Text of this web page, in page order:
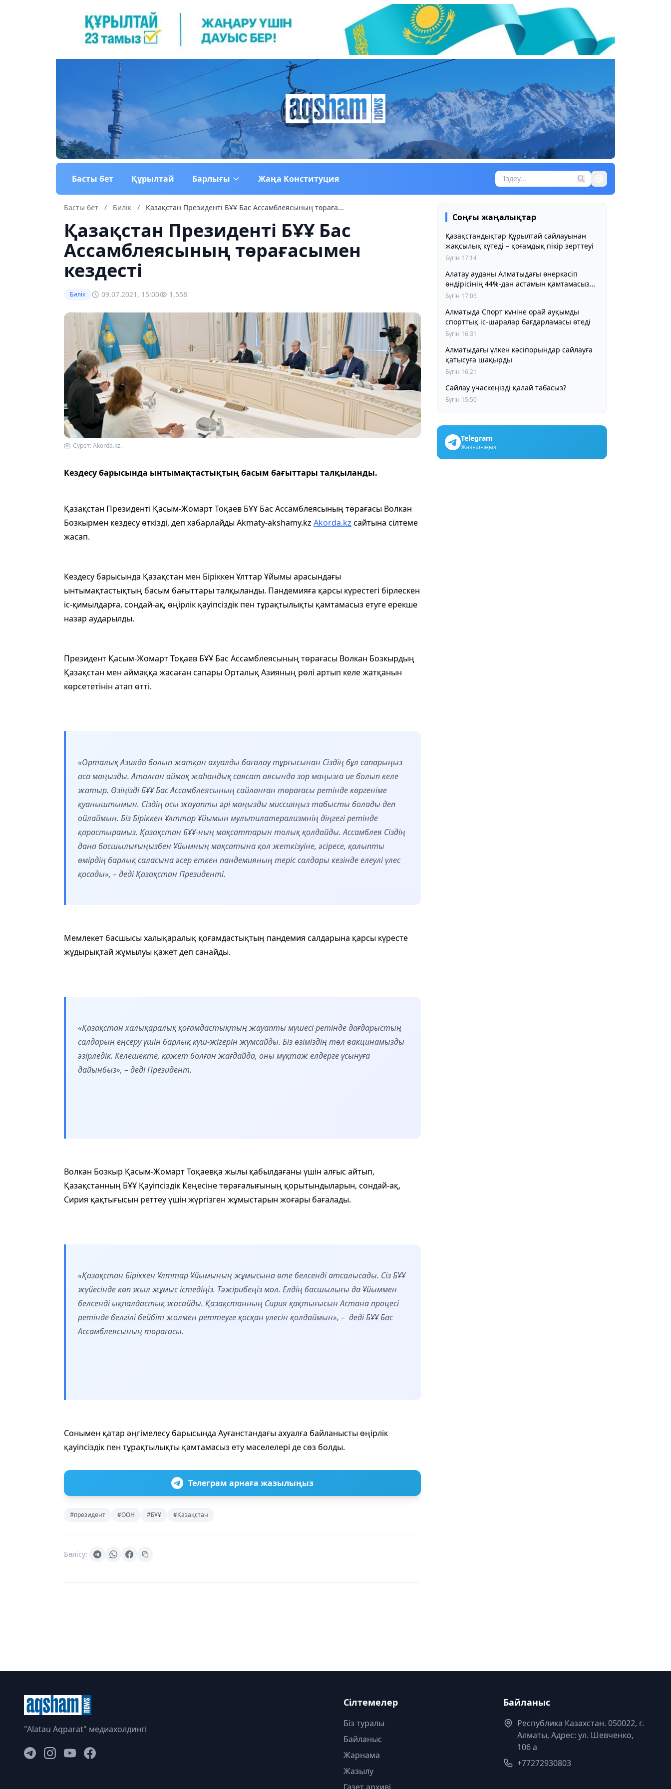
Басты бет Құрылтай Барлығы Жаңа Конституция
Басты бет / Билік / Қазақстан Президенті БҰҰ Бас Ассамблеясының төраға...
Қазақстан Президенті БҰҰ Бас
Ассамблеясының төрағасымен
кездесті
Билік 09.07.2021, 15:00 1,558
Сурет: Akorda.kz.
Кездесу барысында ынтымақтастықтың басым бағыттары талқыланды.
Қазақстан Президенті Қасым-Жомарт Тоқаев БҰҰ Бас Ассамблеясының төрағасы Волкан
Бозкырмен кездесу өткізді, деп хабарлайды Akmaty-akshamy.kz Akorda.kz сайтына сілтеме
жасап.
Кездесу барысында Қазақстан мен Біріккен Ұлттар Ұйымы арасындағы
ынтымақтастықтың басым бағыттары талқыланды. Пандемияға қарсы күрестегі бірлескен
іс-қимылдарға, сондай-ақ, өңірлік қауіпсіздік пен тұрақтылықты қамтамасыз етуге ерекше
назар аударылды.
Президент Қасым-Жомарт Тоқаев БҰҰ Бас Ассамблеясының төрағасы Волкан Бозкырдың
Қазақстан мен аймаққа жасаған сапары Орталық Азияның рөлі артып келе жатқанын
көрсететінін атап өтті.
«Орталық Азияда болып жатқан ахуалды бағалау тұрғысынан Сіздің бұл сапарыңыз
аса маңызды. Аталған аймақ жаһандық саясат аясында зор маңызға ие болып келе
жатыр. Өзіңізді БҰҰ Бас Ассамблеясының сайланған төрағасы ретінде көргеніме
қуаныштымын. Сіздің осы жауапты әрі маңызды миссияңыз табысты болады деп
ойлаймын. Біз Біріккен Ұлттар Ұйымын мультилатерализмнің діңгегі ретінде
қарастырамыз. Қазақстан БҰҰ-ның мақсаттарын толық қолдайды. Ассамблея Сіздің
дана басшылығыңызбен Ұйымның мақсатына қол жеткізуіне, әсіресе, қалыпты
өмірдің барлық саласына әсер еткен пандемияның теріс салдары кезінде елеулі үлес
қосады», – деді Қазақстан Президенті.
Мемлекет басшысы халықаралық қоғамдастықтың пандемия салдарына қарсы күресте
жұдырықтай жұмылуы қажет деп санайды.
«Қазақстан халықаралық қоғамдастықтың жауапты мүшесі ретінде дағдарыстың
салдарын еңсеру үшін барлық күш-жігерін жұмсайды. Біз өзіміздің төл вакцинамызды
әзірледік. Келешекте, қажет болған жағдайда, оны мұқтаж елдерге ұсынуға
дайынбыз», – деді Президент.
Волкан Бозкыр Қасым-Жомарт Тоқаевқа жылы қабылдағаны үшін алғыс айтып,
Қазақстанның БҰҰ Қауіпсіздік Кеңесіне төрағалығының қорытындыларын, сондай-ақ,
Сирия қақтығысын реттеу үшін жүргізген жұмыстарын жоғары бағалады.
«Қазақстан Біріккен Ұлттар Ұйымының жұмысына өте белсенді атсалысады. Сіз БҰҰ
жүйесінде көп жыл жұмыс істедіңіз. Тәжірибеңіз мол. Елдің басшылығы да Ұйыммен
белсенді ықпалдастық жасайды. Қазақстанның Сирия қақтығысын Астана процесі
ретінде белгілі бейбіт жолмен реттеуге қосқан үлесін қолдаймын», – деді БҰҰ Бас
Ассамблеясының төрағасы.
Сонымен қатар әңгімелесу барысында Ауғанстандағы ахуалға байланысты өңірлік
қауіпсіздік пен тұрақтылықты қамтамасыз ету мәселелері де сөз болды.
Телеграм арнаға жазылыңыз
#президент #ООН #БҰҰ #Қазақстан
Бөлісу:
Соңғы жаңалықтар
Қазақстандықтар Құрылтай сайлауынан
жақсылық күтеді – қоғамдық пікір зерттеуі
Бүгін 17:14
Алатау ауданы Алматыдағы өнеркәсіп
өндірісінің 44%-дан астамын қамтамасыз
етіп отыр
Бүгін 17:05
Алматыда Спорт күніне орай ауқымды
спорттық іс-шаралар бағдарламасы өтеді
Бүгін 16:31
Алматыдағы үлкен кәсіпорындар сайлауға
қатысуға шақырды
Бүгін 16:21
Сайлау учаскеңізді қалай табасыз?
Бүгін 15:50
Telegram
Жазылыңыз
"Alatau Aqparat" медиахолдингі
Сілтемелер
Біз туралы
Байланыс
Жарнама
Жазылу
Байланыс
Республика Казахстан. 050022, г.
Алматы, Адрес: ул. Шевченко,
106 а
+77272930803